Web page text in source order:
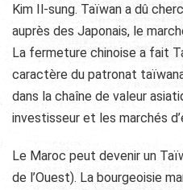
Kim Il-sung. Taïwan a dû
auprès des Japonais, le
La fermeture chinoise a fait
caractère du patronat
dans la chaîne de valeur
investisseur et les marchés
Le Maroc peut devenir un
de l’Ouest). La bourgeoisie